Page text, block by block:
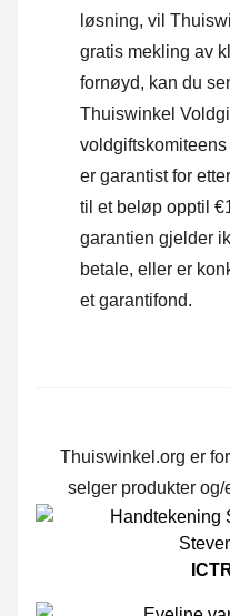
løsning, vil
gratis mekling av
fornøyd, kan du
Thuiswinkel
voldgiftskomiteens
er garantist for
til et beløp opptil
garantien gjelder
betale, eller er
et garantifond.
Thuiswinkel.org er
selger produkter